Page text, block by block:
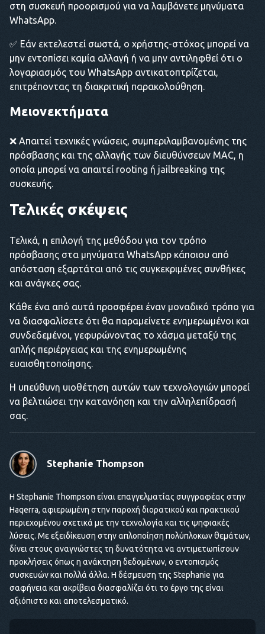
στη συσκευή προορισμού για να λαμβάνετε μηνύματα
WhatsApp.
✅ Εάν εκτελεστεί σωστά, ο χρήστης-στόχος μπορεί να
μην εντοπίσει καμία αλλαγή ή να μην αντιληφθεί ότι ο
λογαριασμός του WhatsApp αντικατοπτρίζεται,
επιτρέποντας τη διακριτική παρακολούθηση.
Μειονεκτήματα
❌ Απαιτεί τεχνικές γνώσεις, συμπεριλαμβανομένης της
πρόσβασης και της αλλαγής των διευθύνσεων MAC, η
οποία μπορεί να απαιτεί rooting ή jailbreaking της
συσκευής.
Τελικές σκέψεις
Τελικά, η επιλογή της μεθόδου για τον τρόπο
πρόσβασης στα μηνύματα WhatsApp κάποιου από
απόσταση εξαρτάται από τις συγκεκριμένες συνθήκες
και ανάγκες σας.
Κάθε ένα από αυτά προσφέρει έναν μοναδικό τρόπο για
να διασφαλίσετε ότι θα παραμείνετε ενημερωμένοι και
συνδεδεμένοι, γεφυρώνοντας το χάσμα μεταξύ της
απλής περιέργειας και της ενημερωμένης
ευαισθητοποίησης.
Η υπεύθυνη υιοθέτηση αυτών των τεχνολογιών μπορεί
να βελτιώσει την κατανόηση και την αλληλεπίδρασή
σας.
Stephanie Thompson
Η Stephanie Thompson είναι επαγγελματίας συγγραφέας στην
Haqerra, αφιερωμένη στην παροχή διορατικού και πρακτικού
περιεχομένου σχετικά με την τεχνολογία και τις ψηφιακές
λύσεις. Με εξειδίκευση στην απλοποίηση πολύπλοκων θεμάτων,
δίνει στους αναγνώστες τη δυνατότητα να αντιμετωπίσουν
προκλήσεις όπως η ανάκτηση δεδομένων, ο εντοπισμός
συσκευών και πολλά άλλα. Η δέσμευση της Stephanie για
σαφήνεια και ακρίβεια διασφαλίζει ότι το έργο της είναι
αξιόπιστο και αποτελεσματικό.